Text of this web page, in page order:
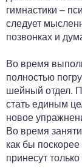
гимнастики –
следует
позвонках и
Во время
полностью
шейный отдел.
стать единым
новое
Во время
как бы
принесут